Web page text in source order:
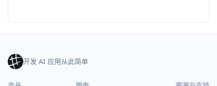
开发 AI 应用从此简单